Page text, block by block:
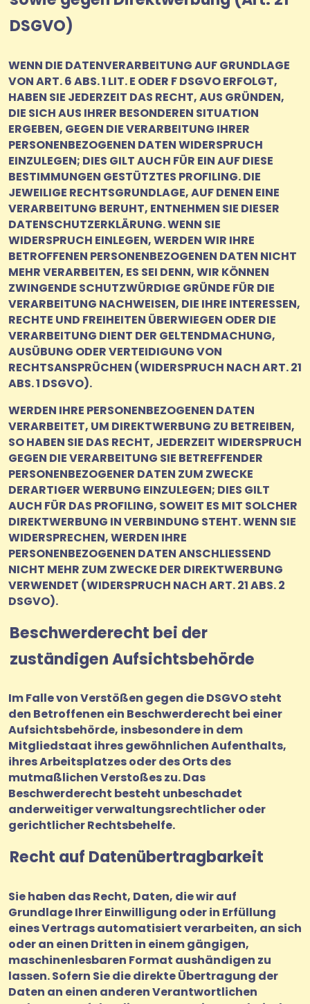
DSGVO)
WENN DIE DATENVERARBEITUNG AUF GRUNDLAGE
VON ART. 6 ABS. 1 LIT. E ODER F DSGVO ERFOLGT,
HABEN SIE JEDERZEIT DAS RECHT, AUS GRÜNDEN,
DIE SICH AUS IHRER BESONDEREN SITUATION
ERGEBEN, GEGEN DIE VERARBEITUNG IHRER
PERSONENBEZOGENEN DATEN WIDERSPRUCH
EINZULEGEN; DIES GILT AUCH FÜR EIN AUF DIESE
BESTIMMUNGEN GESTÜTZTES PROFILING. DIE
JEWEILIGE RECHTSGRUNDLAGE, AUF DENEN EINE
VERARBEITUNG BERUHT, ENTNEHMEN SIE DIESER
DATENSCHUTZERKLÄRUNG. WENN SIE
WIDERSPRUCH EINLEGEN, WERDEN WIR IHRE
BETROFFENEN PERSONENBEZOGENEN DATEN NICHT
MEHR VERARBEITEN, ES SEI DENN, WIR KÖNNEN
ZWINGENDE SCHUTZWÜRDIGE GRÜNDE FÜR DIE
VERARBEITUNG NACHWEISEN, DIE IHRE INTERESSEN,
RECHTE UND FREIHEITEN ÜBERWIEGEN ODER DIE
VERARBEITUNG DIENT DER GELTENDMACHUNG,
AUSÜBUNG ODER VERTEIDIGUNG VON
RECHTSANSPRÜCHEN (WIDERSPRUCH NACH ART. 21
ABS. 1 DSGVO).
WERDEN IHRE PERSONENBEZOGENEN DATEN
VERARBEITET, UM DIREKTWERBUNG ZU BETREIBEN,
SO HABEN SIE DAS RECHT, JEDERZEIT WIDERSPRUCH
GEGEN DIE VERARBEITUNG SIE BETREFFENDER
PERSONENBEZOGENER DATEN ZUM ZWECKE
DERARTIGER WERBUNG EINZULEGEN; DIES GILT
AUCH FÜR DAS PROFILING, SOWEIT ES MIT SOLCHER
DIREKTWERBUNG IN VERBINDUNG STEHT. WENN SIE
WIDERSPRECHEN, WERDEN IHRE
PERSONENBEZOGENEN DATEN ANSCHLIESSEND
NICHT MEHR ZUM ZWECKE DER DIREKTWERBUNG
VERWENDET (WIDERSPRUCH NACH ART. 21 ABS. 2
DSGVO).
Beschwerde­recht bei der
zuständigen Aufsichts­behörde
Im Falle von Verstößen gegen die DSGVO steht
den Betroffenen ein Beschwerderecht bei einer
Aufsichtsbehörde, insbesondere in dem
Mitgliedstaat ihres gewöhnlichen Aufenthalts,
ihres Arbeitsplatzes oder des Orts des
mutmaßlichen Verstoßes zu. Das
Beschwerderecht besteht unbeschadet
anderweitiger verwaltungsrechtlicher oder
gerichtlicher Rechtsbehelfe.
Recht auf Daten­übertrag­barkeit
Sie haben das Recht, Daten, die wir auf
Grundlage Ihrer Einwilligung oder in Erfüllung
eines Vertrags automatisiert verarbeiten, an sich
oder an einen Dritten in einem gängigen,
maschinenlesbaren Format aushändigen zu
lassen. Sofern Sie die direkte Übertragung der
Daten an einen anderen Verantwortlichen